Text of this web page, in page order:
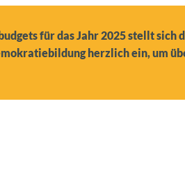
für das Jahr 2025 stellt
herzlich ein, um